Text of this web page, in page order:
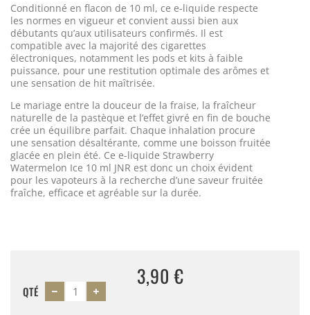
Conditionné en flacon de 10 ml, ce e-liquide respecte
les normes en vigueur et convient aussi bien aux
débutants qu’aux utilisateurs confirmés. Il est
compatible avec la majorité des cigarettes
électroniques, notamment les pods et kits à faible
puissance, pour une restitution optimale des arômes et
une sensation de hit maîtrisée.
Le mariage entre la douceur de la fraise, la fraîcheur
naturelle de la pastèque et l’effet givré en fin de bouche
crée un équilibre parfait. Chaque inhalation procure
une sensation désaltérante, comme une boisson fruitée
glacée en plein été. Ce e-liquide Strawberry
Watermelon Ice 10 ml JNR est donc un choix évident
pour les vapoteurs à la recherche d’une saveur fruitée
fraîche, efficace et agréable sur la durée.
QTÉ
3,90 €